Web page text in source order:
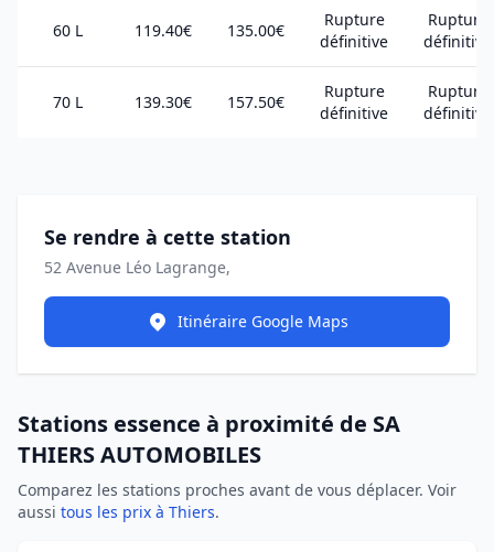
60 L 119.40€ 135.00€
Rupture
définitive
Rupture
définitive
70 L 139.30€ 157.50€
Rupture
définitive
Rupture
définitive
Se rendre à cette station
52 Avenue Léo Lagrange,
Itinéraire Google Maps
Stations essence à proximité de SA
THIERS AUTOMOBILES
Comparez les stations proches avant de vous déplacer. Voir
aussi tous les prix à Thiers.